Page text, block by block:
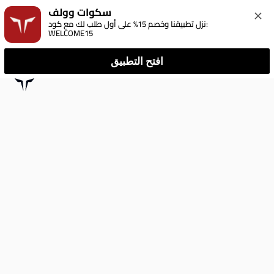
سكوات وولف
نزل تطبيقنا وخصم 15% على أول طلب لك مع كود:
WELCOME15
افتح التطبيق